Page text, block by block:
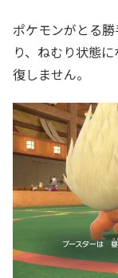
ポケモンがとる
り、ねむり状態
復しません。